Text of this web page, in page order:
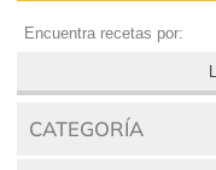
Encuentra recetas por:
CATEGORÍA